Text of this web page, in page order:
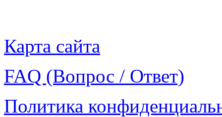
Карта сайта
FAQ (Вопрос / Ответ)
Политика